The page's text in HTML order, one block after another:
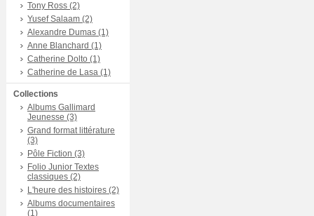
Tony Ross (2)
Yusef Salaam (2)
Alexandre Dumas (1)
Anne Blanchard (1)
Catherine Dolto (1)
Catherine de Lasa (1)
Collections
Albums Gallimard
Jeunesse (3)
Grand format littérature
(3)
Pôle Fiction (3)
Folio Junior Textes
classiques (2)
L'heure des histoires (2)
Albums documentaires
(1)